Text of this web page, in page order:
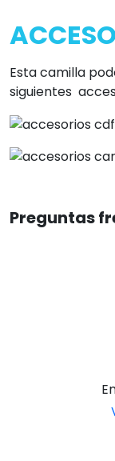
Esta camilla
siguientes
Preguntas